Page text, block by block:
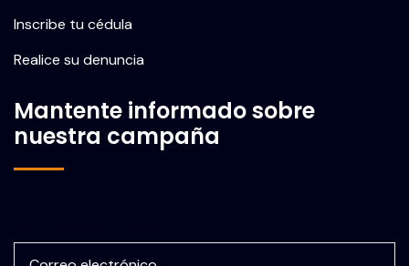
Inscribe tu cédula
Realice su denuncia
Mantente informado sobre
nuestra campaña